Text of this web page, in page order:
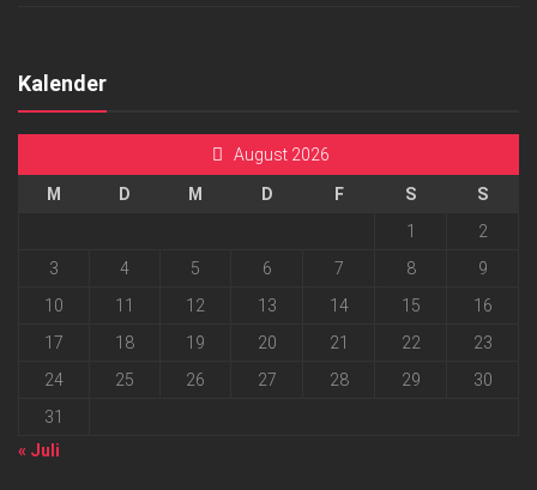
Kalender
August 2026
M D M D F S
S
1
2
3
4 5 6 7 8
9
10
11 12 13 14 15
16
17
18 19 20 21 22
23
24
25 26 27 28 29
30
31
« Juli